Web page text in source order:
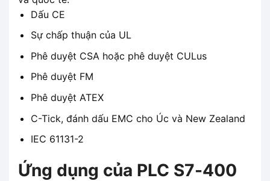
Dấu CE
Sự chấp thuận của UL
Phê duyệt CSA hoặc phê duyệt CULus
Phê duyệt FM
Phê duyệt ATEX
C-Tick, đánh dấu EMC cho Úc và New Zealand
IEC 61131-2
Ứng dụng của PLC S7-400